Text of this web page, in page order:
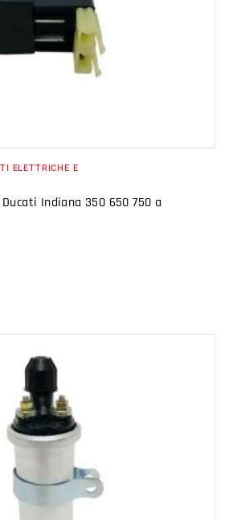
AL CARRELLO
ELETTRICHE E
Indiana 350 650 750 a